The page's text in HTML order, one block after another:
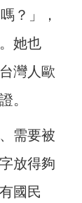
？」，
她也
灣人歐
。
需要被
放得夠
國民